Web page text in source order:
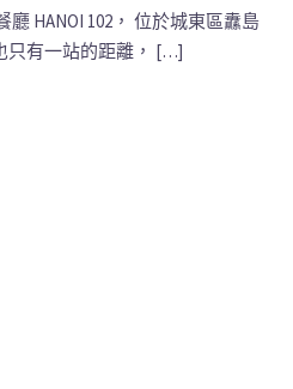
HANOI 102， 位於城東區纛島
只有一站的距離， […]